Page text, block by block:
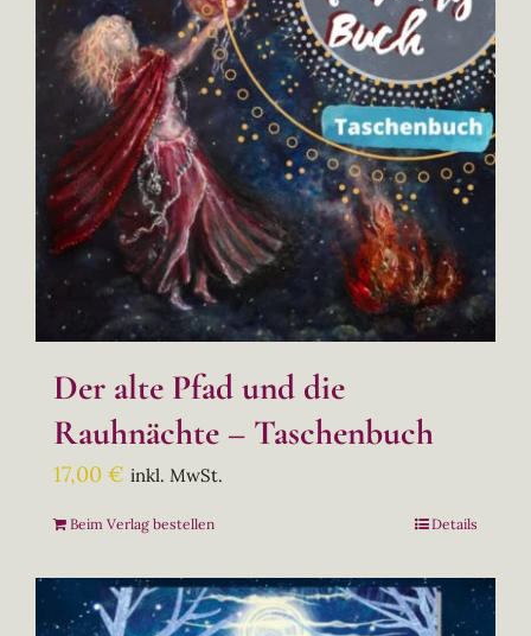
Der alte Pfad und die
Rauhnächte – Taschenbuch
17,00 € inkl. MwSt.
Beim Verlag bestellen Details